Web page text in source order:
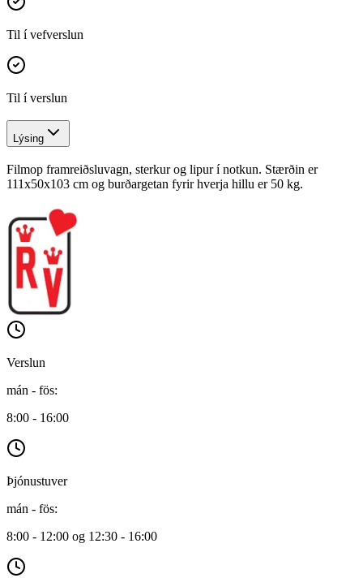
Til í vefverslun
Til í verslun
Lýsing
Filmop framreiðsluvagn, sterkur og lipur í notkun. Stærðin er
111x50x103 cm og burðargetan fyrir hverja hillu er 50 kg.
Verslun
mán - fös:
8:00 - 16:00
Þjónustuver
mán - fös:
8:00 - 12:00 og 12:30 - 16:00